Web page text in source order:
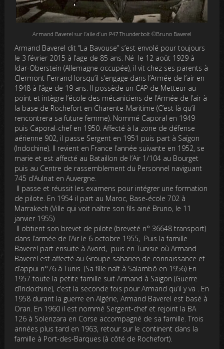
Armand Baverel sur l’aile d’un P47 Thunderbolt ©Bruno Baverel
Armand Baverel dit “La Bavouse” s’est envolé pour toujours
le 3 février 2015 à l’age de 85 ans. Né le 12 août 1929 à
Idar-Oberstein (Allemagne occupée), il vit chez ses parents à
Clermont-Ferrand lorsqu’il s’engage dans l’Armée de l’air en
1948 à l’âge de 19 ans. Il possède un CAP de Metteur au
point et intègre l’école des mécaniciens de l’Armée de l’air à
la base de Rochefort en Charente-Maritime (C’est là qu’il
rencontrera sa future femme). Nommé Caporal en 1949
puis Caporal-chef en 1950. Affecté à la zone de défense
aérienne 902, il passe Sergent en 1951 puis part à Saïgon
(Indochine). Il revient en France l’année suivante en 1952, se
marie et est affecté au Bataillon de l’Air 1/104 au Bourget
puis au Centre de rassemblement du Personnel naviguant
745 d’Aulnat en Auvergne.
Il passe et réussit les examens pour intégrer une formation
de pilote. En 1954 il part au Maroc, Base-école 702 à
Marrakech (Ville qui voit naître son fils ainé Bruno, le 11
janvier 1955)
Il obtient son brevet de pilote (breveté n° 36648 transport)
dans l’armée de l’Air le 6 octobre 1955, Puis la famille
Baverel part ensuite à Avord, puis en Tunisie où Armand
Baverel est affecté au Groupe saharien de connaissance et
d’appui n°76 à Tunis. (Sa fille naît à Salambô en 1956) En
1957 toute la petite famille suit Armand à Saïgon (Guerre
d’Indochine), c’est la seconde fois pour Armand qu’il y va . En
1958 durant la guerre en Algérie, Armand Baverel est basé à
Oran. En 1960 il est nommé Sergent-chef et rejoint la BA
126 à Solenzara en Corse accompagné de sa famille. Trois
années plus tard en 1963, retour sur le continent dans la
famille à Port-des-Barques (à côté de Rochefort).